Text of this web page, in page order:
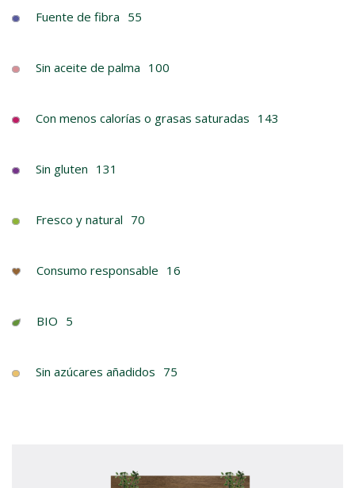
Fuente de fibra 55
Sin aceite de palma 100
Con menos calorías o grasas saturadas 143
Sin gluten 131
Fresco y natural 70
Consumo responsable 16
BIO 5
Sin azúcares añadidos 75